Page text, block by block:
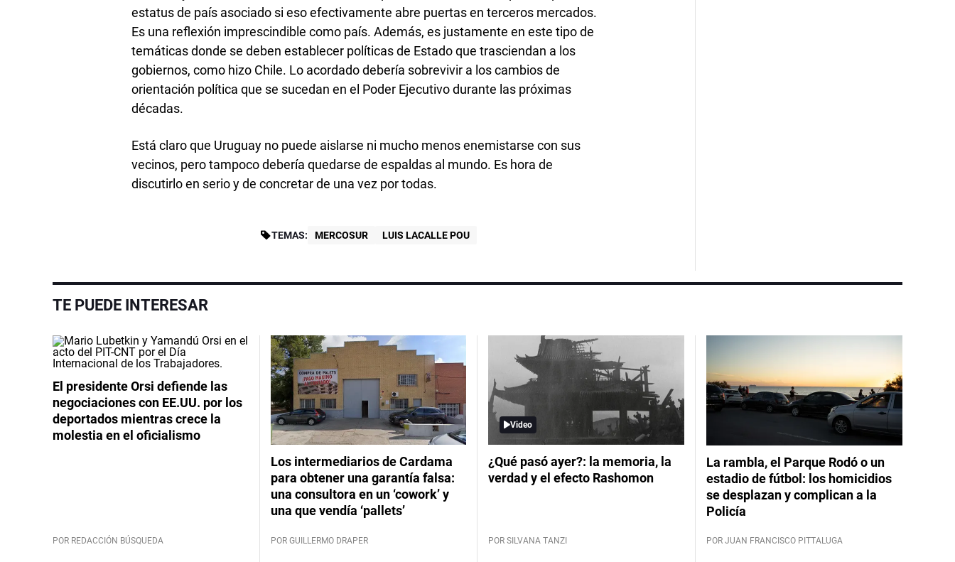
estatus de país asociado si eso efectivamente abre puertas en terceros mercados.
Es una reflexión imprescindible como país. Además, es justamente en este tipo de
temáticas donde se deben establecer políticas de Estado que trasciendan a los
gobiernos, como hizo Chile. Lo acordado debería sobrevivir a los cambios de
orientación política que se sucedan en el Poder Ejecutivo durante las próximas
décadas.
Está claro que Uruguay no puede aislarse ni mucho menos enemistarse con sus
vecinos, pero tampoco debería quedarse de espaldas al mundo. Es hora de
discutirlo en serio y de concretar de una vez por todas.
TEMAS: MERCOSUR LUIS LACALLE POU
TE PUEDE INTERESAR
El presidente Orsi defiende las
negociaciones con EE.UU. por los
deportados mientras crece la
molestia en el oficialismo
POR REDACCIÓN BÚSQUEDA
Los intermediarios de Cardama
para obtener una garantía falsa:
una consultora en un ‘cowork’ y
una que vendía ‘pallets’
POR GUILLERMO DRAPER
Video
¿Qué pasó ayer?: la memoria, la
verdad y el efecto Rashomon
POR SILVANA TANZI
La rambla, el Parque Rodó o un
estadio de fútbol: los homicidios
se desplazan y complican a la
Policía
POR JUAN FRANCISCO PITTALUGA